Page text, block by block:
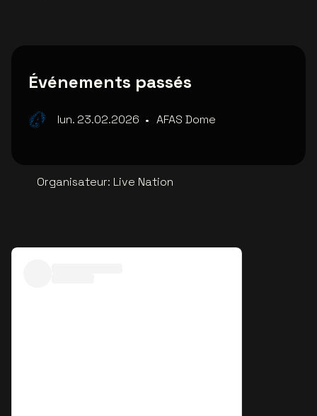
Événements passés
lun. 23.02.2026 • AFAS Dome
Organisateur: Live Nation